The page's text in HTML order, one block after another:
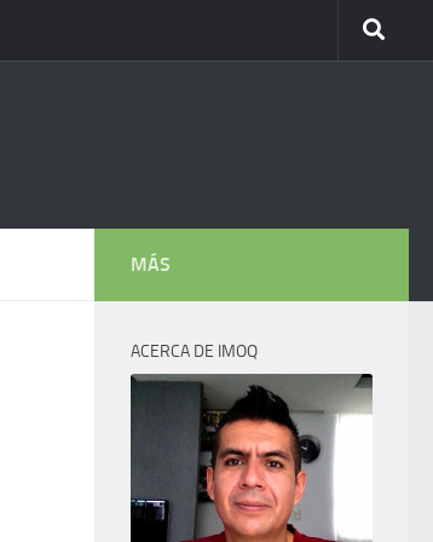
MÁS
ACERCA DE IMOQ